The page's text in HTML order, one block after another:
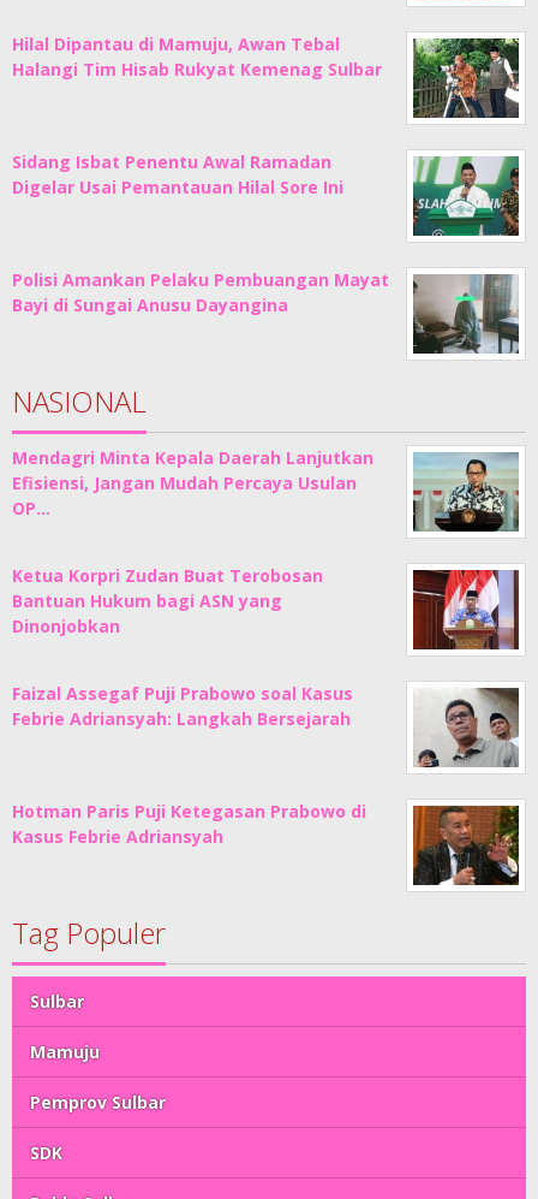
Hilal Dipantau di Mamuju, Awan Tebal
Halangi Tim Hisab Rukyat Kemenag Sulbar
Sidang Isbat Penentu Awal Ramadan
Digelar Usai Pemantauan Hilal Sore Ini
Polisi Amankan Pelaku Pembuangan Mayat
Bayi di Sungai Anusu Dayangina
NASIONAL
Mendagri Minta Kepala Daerah Lanjutkan
Efisiensi, Jangan Mudah Percaya Usulan
OP…
Ketua Korpri Zudan Buat Terobosan
Bantuan Hukum bagi ASN yang
Dinonjobkan
Faizal Assegaf Puji Prabowo soal Kasus
Febrie Adriansyah: Langkah Bersejarah
Hotman Paris Puji Ketegasan Prabowo di
Kasus Febrie Adriansyah
Tag Populer
Sulbar
Mamuju
Pemprov Sulbar
SDK